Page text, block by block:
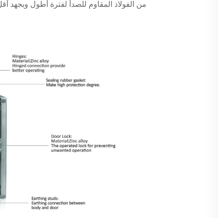
من الفولاذ المقاوم للصدأ لفترة أطول وبجهد